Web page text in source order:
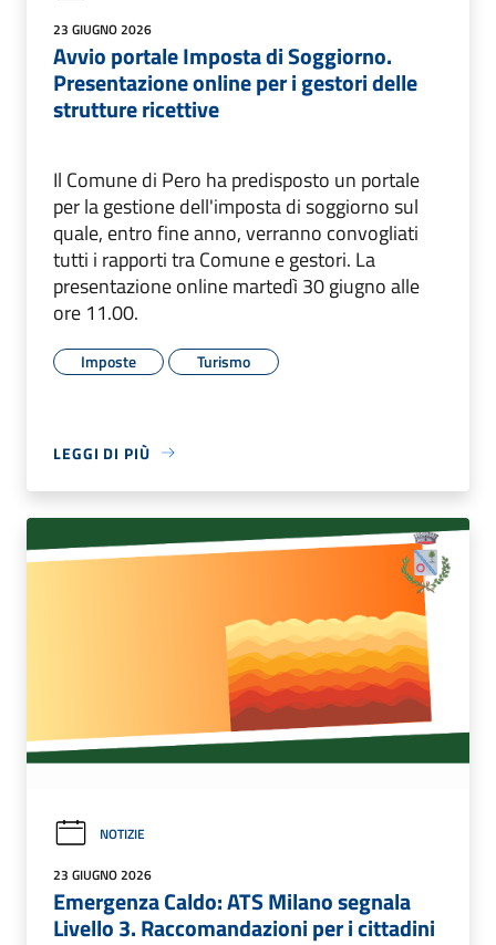
23 GIUGNO 2026
Avvio portale Imposta di Soggiorno.
Presentazione online per i gestori delle
strutture ricettive
Il Comune di Pero ha predisposto un portale
per la gestione dell'imposta di soggiorno sul
quale, entro fine anno, verranno convogliati
tutti i rapporti tra Comune e gestori. La
presentazione online martedì 30 giugno alle
ore 11.00.
Imposte Turismo
LEGGI DI PIÙ
NOTIZIE
23 GIUGNO 2026
Emergenza Caldo: ATS Milano segnala
Livello 3. Raccomandazioni per i cittadini